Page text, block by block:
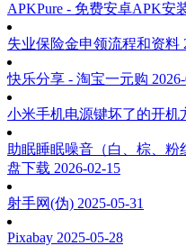
APKPure - 免费安卓APK安
失业保险金申领流程和资料
快乐分享 - 淘宝一元购
小米手机电源键坏了的开机
助眠睡眠噪音（白、棕、粉
盘下载 2026-02-15
射手网(伪) 2025-05-31
Pixabay 2025-05-28